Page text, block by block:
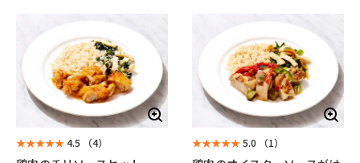
★★★★★4.5 （4） ★★★★★5.0 （1）